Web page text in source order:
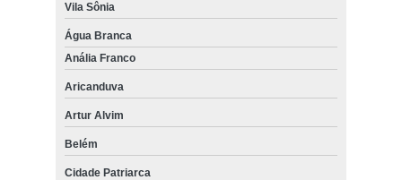
Vila Sônia
Água Branca
Anália Franco
Aricanduva
Artur Alvim
Belém
Cidade Patriarca